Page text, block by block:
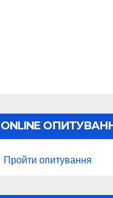
ONLINE
Пройти опитування